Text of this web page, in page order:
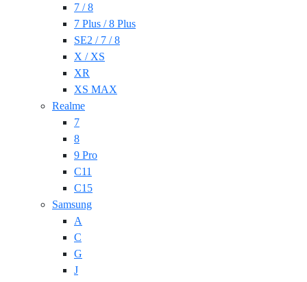
7 / 8
7 Plus / 8 Plus
SE2 / 7 / 8
X / XS
XR
XS MAX
Realme
7
8
9 Pro
C11
C15
Samsung
A
C
G
J